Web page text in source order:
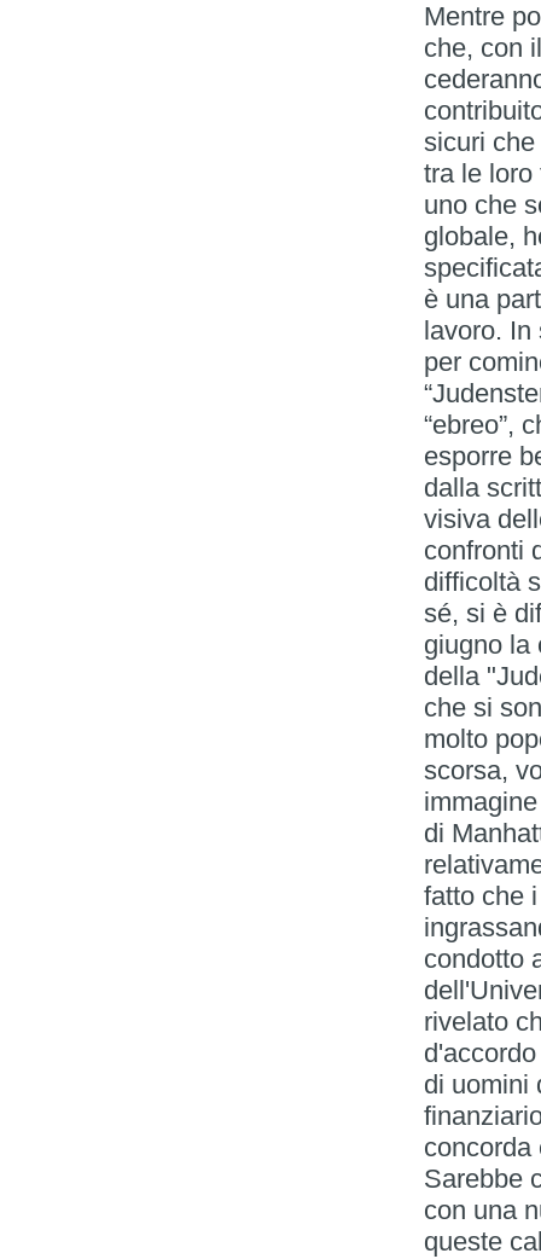
Mentre
che, con
sicuri
tra le loro
uno che
globale,
è una
lavoro. In
per
“ebreo”,
esporre
dalla
visiva
confronti
difficoltà
sé, si è
giugno la
della
che si
molto
scorsa,
di
fatto che
condotto
rivelato
di uomini
concorda
Sarebbe
con una
queste